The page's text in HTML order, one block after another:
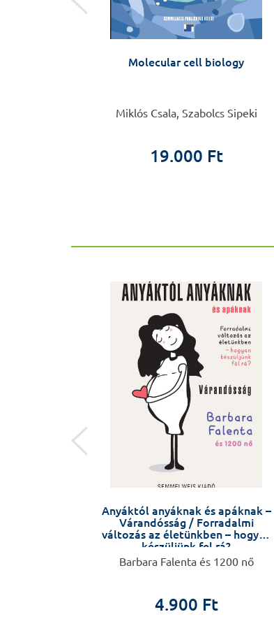
Molecular cell biology
Miklós Csala, Szabolcs Sipeki
19.000 Ft
Anyáktól anyáknak és apáknak –
Várandósság / Forradalmi
változás az életünkben – hogyan
készüljünk fel rá?
Barbara Falenta és 1200 nő
4.900 Ft